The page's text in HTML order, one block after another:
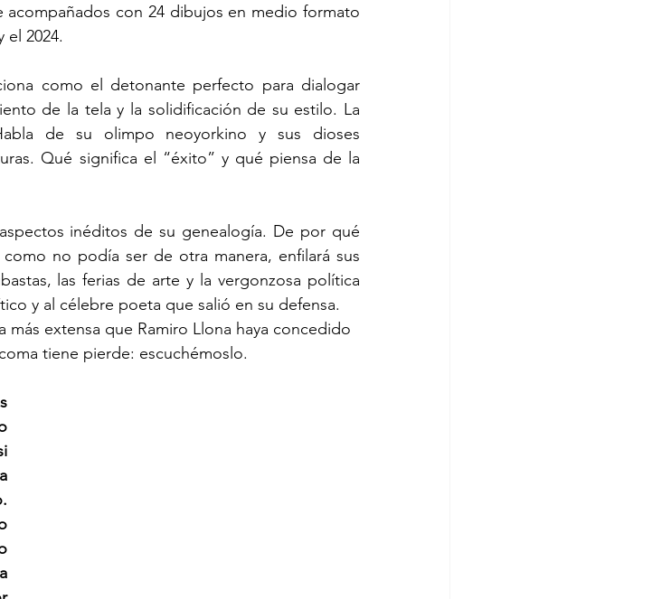
con 24 dibujos en medio formato
el 2024.
como el detonante perfecto para dialogar
de la tela y la solidificación de su estilo. La
de su olimpo neoyorkino y sus dioses
Qué significa el “éxito” y qué piensa de la
inéditos de su genealogía. De por qué
no podía ser de otra manera, enfilará sus
las ferias de arte y la vergonzosa política
y al célebre poeta que salió en su defensa.
extensa que Ramiro Llona haya concedido
tiene pierde: escuchémoslo.